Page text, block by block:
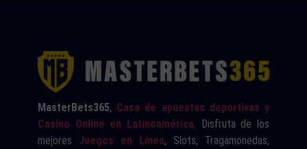
MasterBets365, Casa de apuestas deportivas y
Casino Online en Latinoamérica. Disfruta de los
mejores Juegos en Línea, Slots, Tragamonedas,